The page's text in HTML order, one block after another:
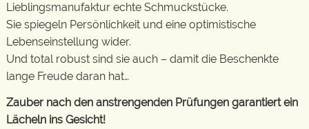
Lieblingsmanufaktur echte Schmuckstücke.
Sie spiegeln Persönlichkeit und eine optimistische
Lebenseinstellung wider.
Und total robust sind sie auch – damit die Beschenkte
lange Freude daran hat…
Zauber nach den anstrengenden Prüfungen garantiert ein
Lächeln ins Gesicht!